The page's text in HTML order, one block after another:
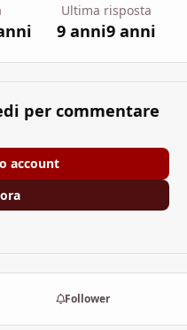
Ultima risposta
9 anni9 anni
per commentare
account
Follower